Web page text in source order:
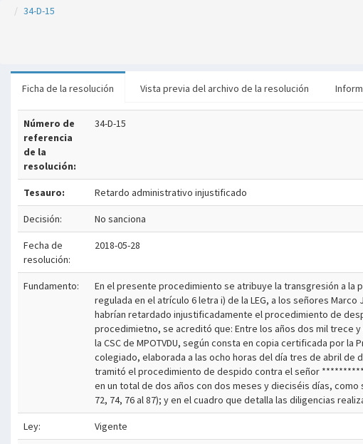
34-D-15
Ficha de la resolución Vista previa del archivo de la resolución
Número de
referencia
de la
resolución:
34-D-15
Tesauro: Retardo administrativo injustificado
Decisión: No sanciona
Fecha de
resolución:
2018-05-28
Fundamento:
En el presente procedimiento se atribuye la transgresión a
regulada en el atrículo 6 letra i) de la LEG, a los señores Marco
habrían retardado injustificadamente el procedimiento de
procedimietno, se acreditó que: Entre los años dos mil trece y
la CSC de MPOTVDU, según consta en copia certificada por
colegiado, elaborada a las ocho horas del día tres de abril de
tramitó el procedimiento de despido contra el señor
en un total de dos años con dos meses y dieciséis días, como
72, 74, 76 al 87); y en el cuadro que detalla las diligencias
Ley: Vigente